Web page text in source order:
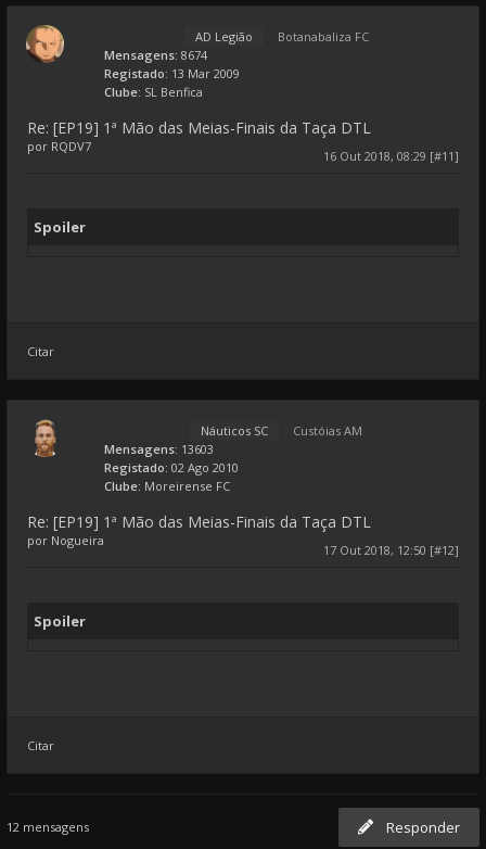
AD Legião
Botanabaliza FC
Mensagens: 8674
Registado: 13 Mar 2009
Clube: SL Benfica
Re: [EP19] 1ª Mão das Meias-Finais da Taça DTL
16 Out 2018, 08:29 [#11]
por RQDV7
Spoiler
Citar
Náuticos SC
Custóias AM
Mensagens: 13603
Registado: 02 Ago 2010
Clube: Moreirense FC
Re: [EP19] 1ª Mão das Meias-Finais da Taça DTL
17 Out 2018, 12:50 [#12]
por Nogueira
Spoiler
Citar
12 mensagens Responder